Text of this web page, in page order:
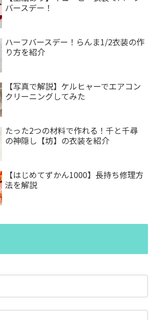
バースデー！
ハーフバースデー！らんま1/2衣装の作
り方を紹介
【写真で解説】ケルヒャーでエアコン
クリーニングしてみた
たった2つの材料で作れる！千と千尋
の神隠し【坊】の衣装を紹介
【はじめてずかん1000】長持ち修理方
法を解説